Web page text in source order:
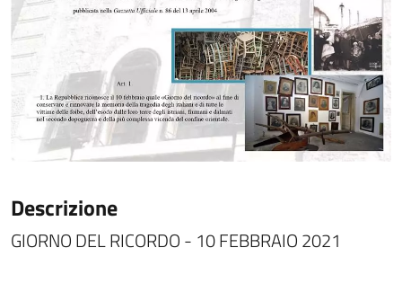
Descrizione
GIORNO DEL RICORDO - 10 FEBBRAIO 2021